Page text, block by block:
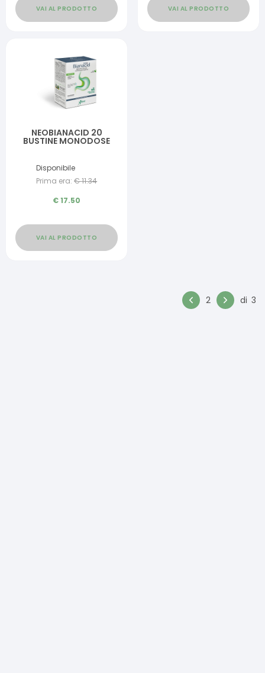
VAI AL PRODOTTO VAI AL PRODOTTO
NEOBIANACID 20
BUSTINE MONODOSE
Disponibile
Prima era: €11.34
€17.50
VAI AL PRODOTTO
2 di 3